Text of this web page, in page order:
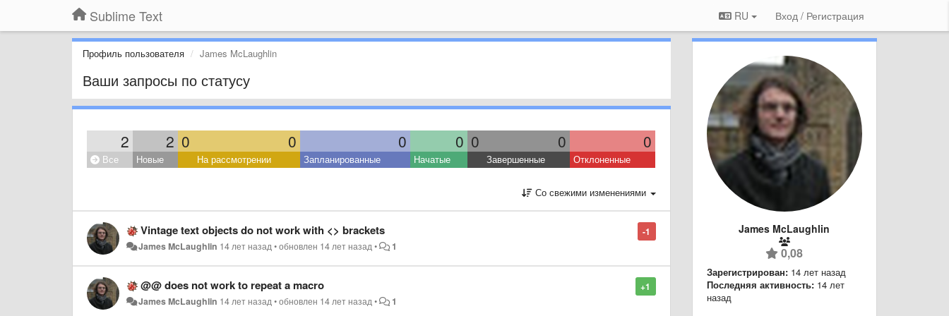
Sublime Text RU Вход / Регистрация
Профиль пользователя James McLaughlin
Ваши запросы по статусу
2 2 0 0 0 0 0 0 0
Все Новые На рассмотрении Запланированные Начатые Завершенные Отклоненные
Со свежими изменениями
-1
Vintage text objects do not work with <> brackets
James McLaughlin 14 лет назад•обновлен 14 лет назад• 1
+1
@@ does not work to repeat a macro
James McLaughlin 14 лет назад•обновлен 14 лет назад• 1
James McLaughlin
0,08
Зарегистрирован: 14 лет назад
Последняя активность: 14 лет
назад